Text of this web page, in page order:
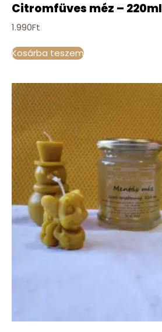
Citromfüves méz – 220ml
1.990Ft
Kosárba teszem